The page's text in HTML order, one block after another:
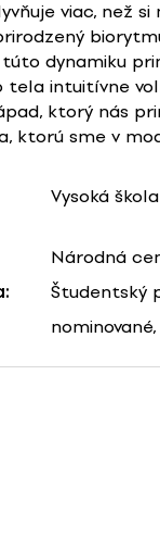
viac, než
túto dynamiku
tela intuitívne
ktorý nás
ktorú sme v
Vysoká
Národná
Študentský